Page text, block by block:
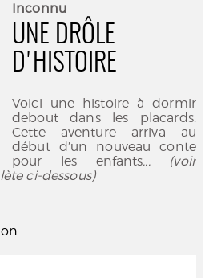
Inconnu
UNE DRÔLE
D'HISTOIRE
Voici une histoire à dormir
debout dans les placards.
Cette aventure arriva au
début d’un nouveau conte
pour les enfants... (voir
ci-dessous)